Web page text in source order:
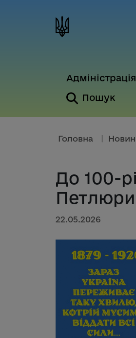
Адміністрація
Пошук
Головна
До 100-
Петлюри
22.05.2026